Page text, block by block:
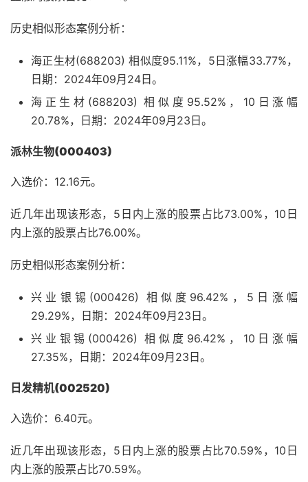
历史相似形态案例分析：
海正生材(688203) 相似度95.11%，5日涨幅33.77%，
日期：2024年09月24日。
海正生材(688203) 相似度95.52%，10日涨幅
20.78%，日期：2024年09月23日。
派林生物(000403)
入选价：12.16元。
近几年出现该形态，5日内上涨的股票占比73.00%，10日
内上涨的股票占比76.00%。
历史相似形态案例分析：
兴业银锡(000426) 相似度96.42%，5日涨幅
29.29%，日期：2024年09月23日。
兴业银锡(000426) 相似度96.42%，10日涨幅
27.35%，日期：2024年09月23日。
日发精机(002520)
入选价：6.40元。
近几年出现该形态，5日内上涨的股票占比70.59%，10日
内上涨的股票占比70.59%。